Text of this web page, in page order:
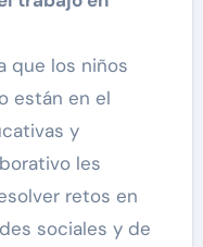
que los niños
están en el
y
les
retos en
sociales y de